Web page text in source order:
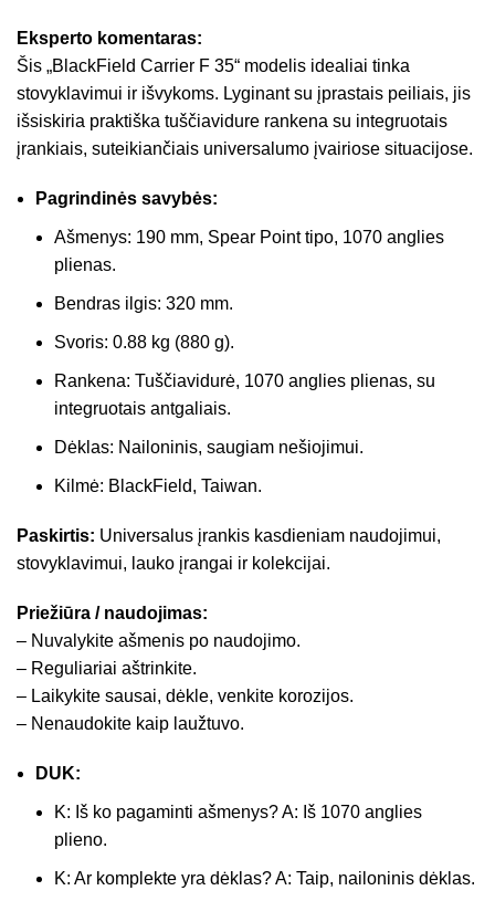
Eksperto komentaras:
Šis „BlackField Carrier F 35“ modelis idealiai tinka
stovyklavimui ir išvykoms. Lyginant su įprastais peiliais, jis
išsiskiria praktiška tuščiavidure rankena su integruotais
įrankiais, suteikiančiais universalumo įvairiose situacijose.
Pagrindinės savybės:
Ašmenys: 190 mm, Spear Point tipo, 1070 anglies
plienas.
Bendras ilgis: 320 mm.
Svoris: 0.88 kg (880 g).
Rankena: Tuščiavidurė, 1070 anglies plienas, su
integruotais antgaliais.
Dėklas: Nailoninis, saugiam nešiojimui.
Kilmė: BlackField, Taiwan.
Paskirtis: Universalus įrankis kasdieniam naudojimui,
stovyklavimui, lauko įrangai ir kolekcijai.
Priežiūra / naudojimas:
– Nuvalykite ašmenis po naudojimo.
– Reguliariai aštrinkite.
– Laikykite sausai, dėkle, venkite korozijos.
– Nenaudokite kaip laužtuvo.
DUK:
K: Iš ko pagaminti ašmenys? A: Iš 1070 anglies
plieno.
K: Ar komplekte yra dėklas? A: Taip, nailoninis dėklas.